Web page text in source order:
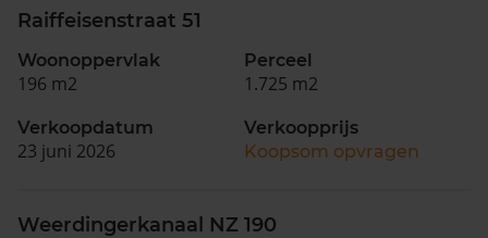
Raiffeisenstraat 51
Woonoppervlak
196 m2
Perceel
1.725 m2
Verkoopdatum
23 juni 2026
Verkoopprijs
Koopsom opvragen
Weerdingerkanaal NZ 190